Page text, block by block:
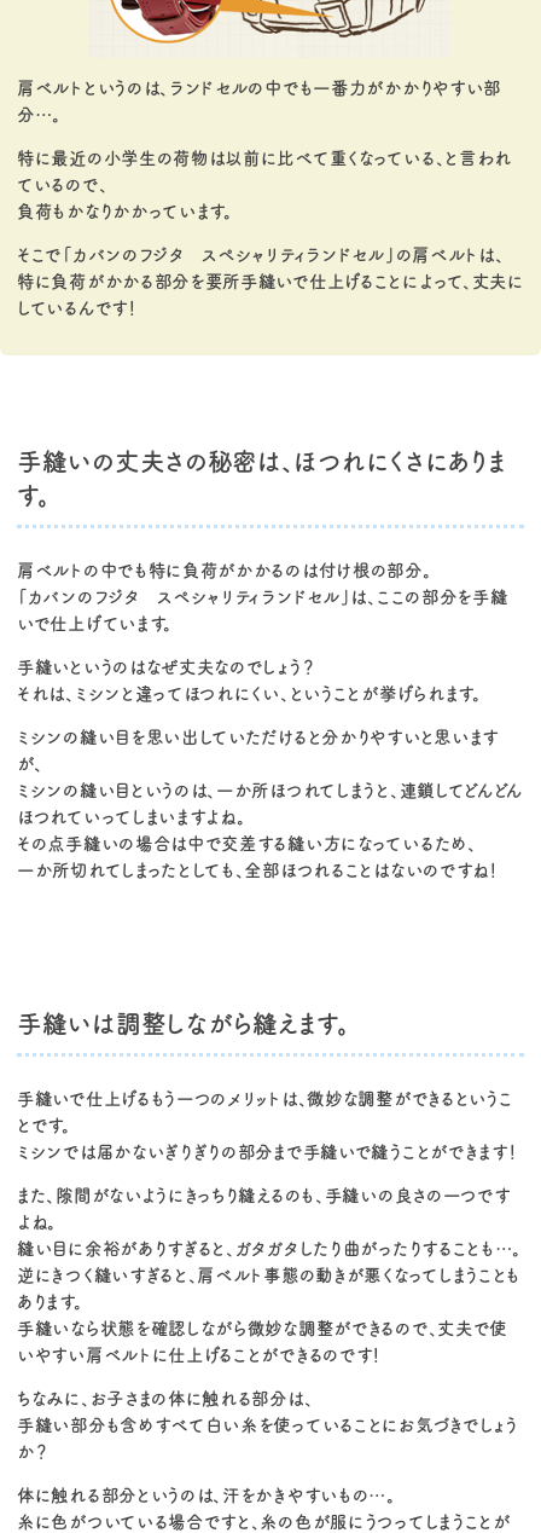
肩ベルトというのは、ランドセルの中でも一番力がかかりやすい部
分…。
特に最近の小学生の荷物は以前に比べて重くなっている、と言われ
ているので、
負荷もかなりかかっています。
そこで「カバンのフジタ スペシャリティランドセル」の肩ベルトは、
特に負荷がかかる部分を要所手縫いで仕上げることによって、丈夫に
しているんです！
手縫いの丈夫さの秘密は、ほつれにくさにありま
す。
肩ベルトの中でも特に負荷がかかるのは付け根の部分。
「カバンのフジタ スペシャリティランドセル」は、ここの部分を手縫
いで仕上げています。
手縫いというのはなぜ丈夫なのでしょう？
それは、ミシンと違ってほつれにくい、ということが挙げられます。
ミシンの縫い目を思い出していただけると分かりやすいと思います
が、
ミシンの縫い目というのは、一か所ほつれてしまうと、連鎖してどんどん
ほつれていってしまいますよね。
その点手縫いの場合は中で交差する縫い方になっているため、
一か所切れてしまったとしても、全部ほつれることはないのですね！
手縫いは調整しながら縫えます。
手縫いで仕上げるもう一つのメリットは、微妙な調整ができるというこ
とです。
ミシンでは届かないぎりぎりの部分まで手縫いで縫うことができます！
また、隙間がないようにきっちり縫えるのも、手縫いの良さの一つです
よね。
縫い目に余裕がありすぎると、ガタガタしたり曲がったりすることも…。
逆にきつく縫いすぎると、肩ベルト事態の動きが悪くなってしまうことも
あります。
手縫いなら状態を確認しながら微妙な調整ができるので、丈夫で使
いやすい肩ベルトに仕上げることができるのです！
ちなみに、お子さまの体に触れる部分は、
手縫い部分も含めすべて白い糸を使っていることにお気づきでしょう
か？
体に触れる部分というのは、汗をかきやすいもの…。
糸に色がついている場合ですと、糸の色が服にうつってしまうことが